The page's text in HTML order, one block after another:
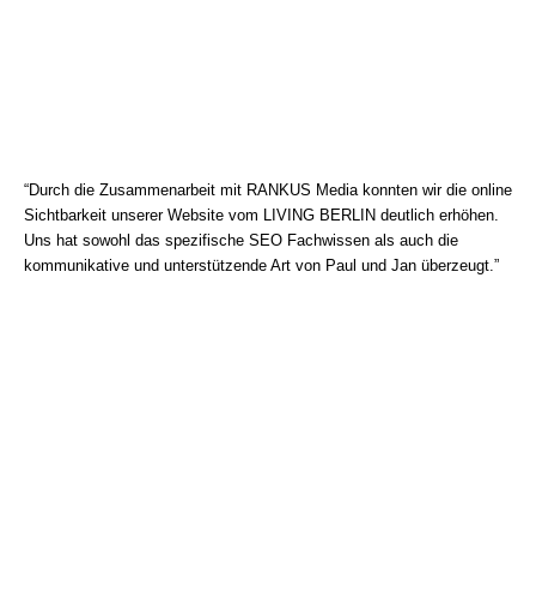
“Durch die Zusammenarbeit mit RANKUS Media konnten wir die online
Sichtbarkeit unserer Website vom LIVING BERLIN deutlich erhöhen.
Uns hat sowohl das spezifische SEO Fachwissen als auch die
kommunikative und unterstützende Art von Paul und Jan überzeugt.”